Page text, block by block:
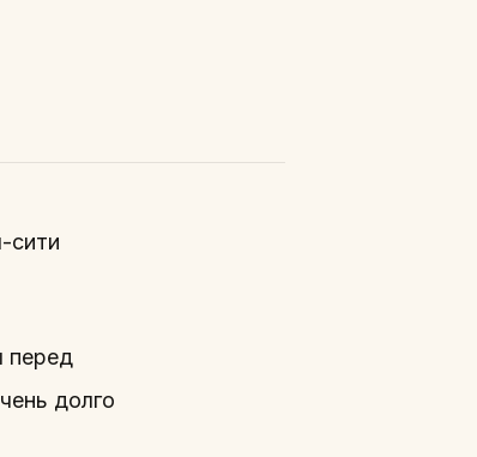
сити
перед
долго